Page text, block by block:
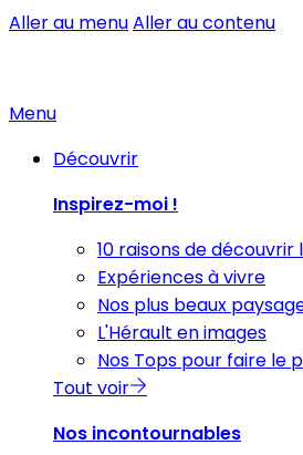
Aller au menuAller au contenu
Menu
Découvrir
Inspirez-moi !
10 raisons de découvrir
Expériences à vivre
Nos plus beaux
L'Hérault en images
Nos Tops pour faire le
Tout voir
Nos incontournables